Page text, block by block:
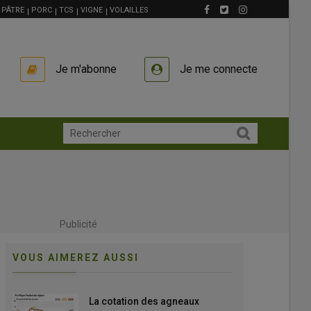
PÂTRE PORC TCS VIGNE VOLAILLES
Je m'abonne Je me connecte
Publicité
VOUS AIMEREZ AUSSI
La cotation des agneaux